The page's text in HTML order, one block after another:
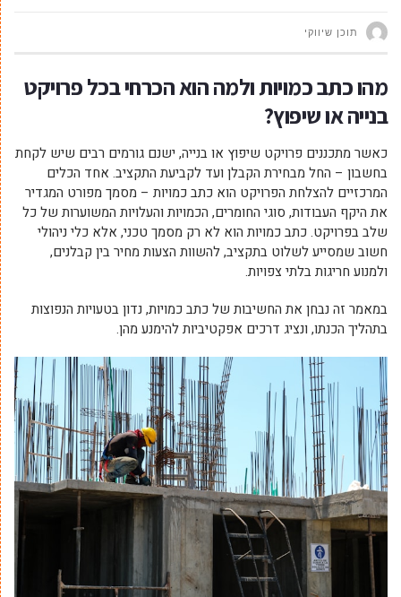
תוכן שיווקי
מהו כתב כמויות ולמה הוא הכרחי בכל פרויקט
בנייה או שיפוץ?
כאשר מתכננים פרויקט שיפוץ או בנייה, ישנם גורמים רבים שיש לקחת
בחשבון – החל מבחירת הקבלן ועד לקביעת התקציב. אחד הכלים
המרכזיים להצלחת הפרויקט הוא כתב כמויות – מסמך מפורט המגדיר
את היקף העבודות, סוגי החומרים, הכמויות והעלויות המשוערות של כל
שלב בפרויקט. כתב כמויות הוא לא רק מסמך טכני, אלא כלי ניהולי
חשוב שמסייע לשלוט בתקציב, להשוות הצעות מחיר בין קבלנים,
ולמנוע חריגות בלתי צפויות.
במאמר זה נבחן את החשיבות של כתב כמויות, נדון בטעויות הנפוצות
בתהליך הכנתו, ונציג דרכים אפקטיביות להימנע מהן.